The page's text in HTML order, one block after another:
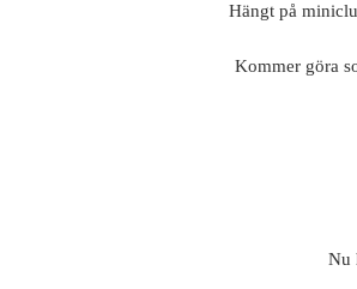
Hängt på
Kommer göra
Nu